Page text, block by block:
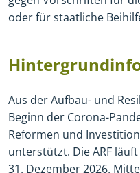
oder für staatliche
Aus der Aufbau- und
Beginn der Corona-
Reformen und
unterstützt. Die ARF
31. Dezember 2026.